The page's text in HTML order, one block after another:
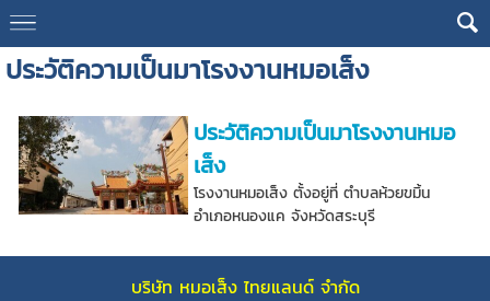
ประวัติความเป็นมาโรงงานหมอเส็ง
ประวัติความเป็นมาโรงงานหมอ
เส็ง
โรงงานหมอเส็ง ตั้งอยู่ที่ ตำบลห้วยขมิ้น
อำเภอหนองแค จังหวัดสระบุรี
บริษัท หมอเส็ง ไทยแลนด์ จำกัด